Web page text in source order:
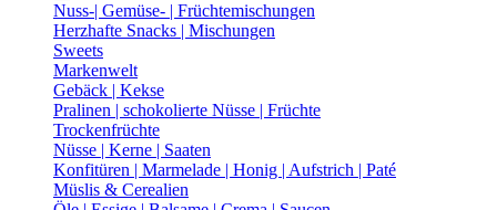
Nuss-| Gemüse- | Früchtemischungen
Herzhafte Snacks | Mischungen
Sweets
Markenwelt
Gebäck | Kekse
Pralinen | schokolierte Nüsse | Früchte
Trockenfrüchte
Nüsse | Kerne | Saaten
Konfitüren | Marmelade | Honig | Aufstrich | Paté
Müslis & Cerealien